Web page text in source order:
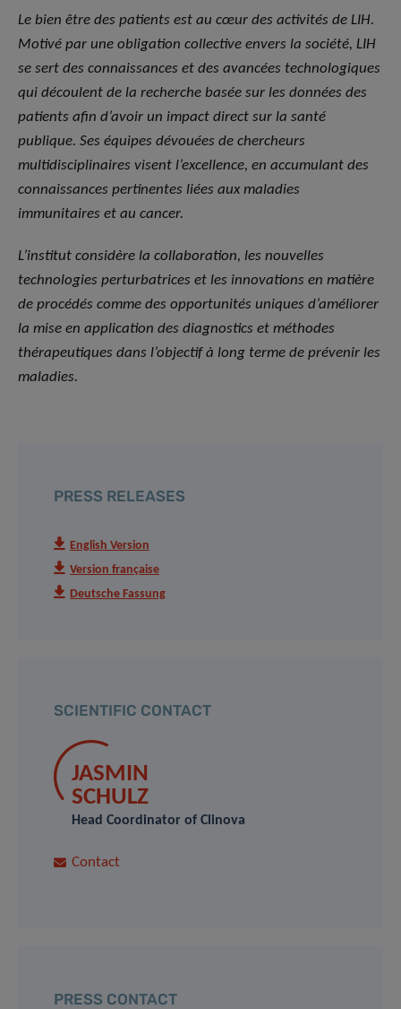
Le bien être des patients est au cœur des activités de LIH.
Motivé par une obligation collective envers la société, LIH
se sert des connaissances et des avancées technologiques
qui découlent de la recherche basée sur les données des
patients afin d’avoir un impact direct sur la santé
publique. Ses équipes dévouées de chercheurs
multidisciplinaires visent l’excellence, en accumulant des
connaissances pertinentes liées aux maladies
immunitaires et au cancer.
L’institut considère la collaboration, les nouvelles
technologies perturbatrices et les innovations en matière
de procédés comme des opportunités uniques d’améliorer
la mise en application des diagnostics et méthodes
thérapeutiques dans l’objectif à long terme de prévenir les
maladies.
PRESS RELEASES
English Version
Version française
Deutsche Fassung
SCIENTIFIC CONTACT
JASMIN
SCHULZ
Head Coordinator of Clinova
Contact
PRESS CONTACT